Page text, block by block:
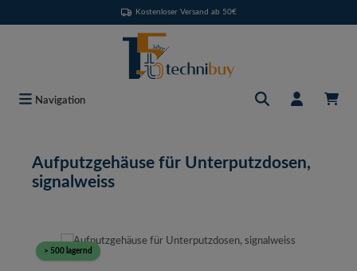
Kostenloser Versand ab 50€
Navigation
Aufputzgehäuse für Unterputzdosen,
signalweiss
Bildergalerie überspringen
> 500 lagernd